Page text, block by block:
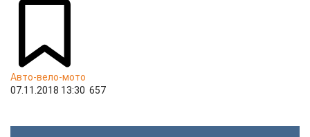
Авто-вело-мото
07.11.2018 13:30 657